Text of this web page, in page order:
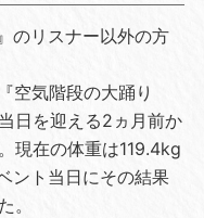
のリスナー以外の方
空気階段の大踊り
日を迎える2ヵ月前か
現在の体重は119.4kg
ント当日にその結果
。